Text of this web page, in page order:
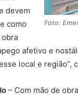
Foto:
devem
como
afetivo e
local e região”,
– Com mão de